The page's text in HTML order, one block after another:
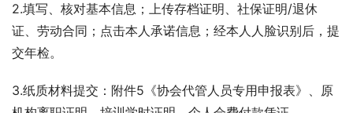
2.填写、核对基本信息；上传存档证明、社保证明/退休
证、劳动合同；点击本人承诺信息；经本人人脸识别后，提
交年检。
3.纸质材料提交：附件5《协会代管人员专用申报表》、原